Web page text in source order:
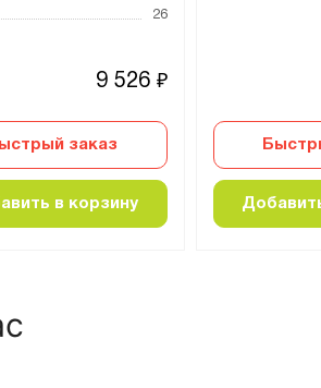
26
9 526 ₽
заказ
в корзину